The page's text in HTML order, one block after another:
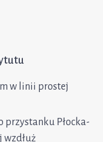
w linii prostej
przystanku Płocka-
wzdłuż